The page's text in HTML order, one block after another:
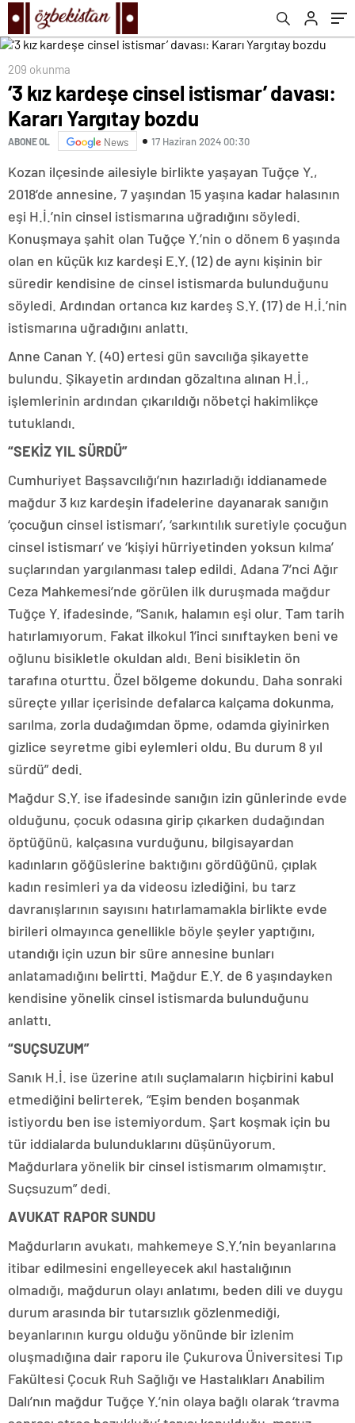
209 okunma
‘3 kız kardeşe cinsel istismar’ davası:
Kararı Yargıtay bozdu
ABONE OL News 17 Haziran 2024 00:30
Kozan ilçesinde ailesiyle birlikte yaşayan Tuğçe Y.,
2018’de annesine, 7 yaşından 15 yaşına kadar halasının
eşi H.İ.’nin cinsel istismarına uğradığını söyledi.
Konuşmaya şahit olan Tuğçe Y.’nin o dönem 6 yaşında
olan en küçük kız kardeşi E.Y. (12) de aynı kişinin bir
süredir kendisine de cinsel istismarda bulunduğunu
söyledi. Ardından ortanca kız kardeş S.Y. (17) de H.İ.’nin
istismarına uğradığını anlattı.
Anne Canan Y. (40) ertesi gün savcılığa şikayette
bulundu. Şikayetin ardından gözaltına alınan H.İ.,
işlemlerinin ardından çıkarıldığı nöbetçi hakimlikçe
tutuklandı.
“SEKİZ YIL SÜRDÜ”
Cumhuriyet Başsavcılığı’nın hazırladığı iddianamede
mağdur 3 kız kardeşin ifadelerine dayanarak sanığın
‘çocuğun cinsel istismarı’, ‘sarkıntılık suretiyle çocuğun
cinsel istismarı’ ve ‘kişiyi hürriyetinden yoksun kılma’
suçlarından yargılanması talep edildi. Adana 7’nci Ağır
Ceza Mahkemesi’nde görülen ilk duruşmada mağdur
Tuğçe Y. ifadesinde, “Sanık, halamın eşi olur. Tam tarih
hatırlamıyorum. Fakat ilkokul 1’inci sınıftayken beni ve
oğlunu bisikletle okuldan aldı. Beni bisikletin ön
tarafına oturttu. Özel bölgeme dokundu. Daha sonraki
süreçte yıllar içerisinde defalarca kalçama dokunma,
sarılma, zorla dudağımdan öpme, odamda giyinirken
gizlice seyretme gibi eylemleri oldu. Bu durum 8 yıl
sürdü” dedi.
Mağdur S.Y. ise ifadesinde sanığın izin günlerinde evde
olduğunu, çocuk odasına girip çıkarken dudağından
öptüğünü, kalçasına vurduğunu, bilgisayardan
kadınların göğüslerine baktığını gördüğünü, çıplak
kadın resimleri ya da videosu izlediğini, bu tarz
davranışlarının sayısını hatırlamamakla birlikte evde
birileri olmayınca genellikle böyle şeyler yaptığını,
utandığı için uzun bir süre annesine bunları
anlatamadığını belirtti. Mağdur E.Y. de 6 yaşındayken
kendisine yönelik cinsel istismarda bulunduğunu
anlattı.
“SUÇSUZUM”
Sanık H.İ. ise üzerine atılı suçlamaların hiçbirini kabul
etmediğini belirterek, “Eşim benden boşanmak
istiyordu ben ise istemiyordum. Şart koşmak için bu
tür iddialarda bulunduklarını düşünüyorum.
Mağdurlara yönelik bir cinsel istismarım olmamıştır.
Suçsuzum” dedi.
AVUKAT RAPOR SUNDU
Mağdurların avukatı, mahkemeye S.Y.’nin beyanlarına
itibar edilmesini engelleyecek akıl hastalığının
olmadığı, mağdurun olayı anlatımı, beden dili ve duygu
durum arasında bir tutarsızlık gözlenmediği,
beyanlarının kurgu olduğu yönünde bir izlenim
oluşmadığına dair raporu ile Çukurova Üniversitesi Tıp
Fakültesi Çocuk Ruh Sağlığı ve Hastalıkları Anabilim
Dalı’nın mağdur Tuğçe Y.’nin olaya bağlı olarak ‘travma